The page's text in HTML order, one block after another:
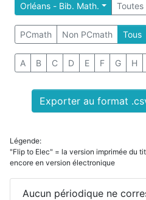
Orléans - Bib. Math. Toutes
PCmath Non PCmath Tous
A B C D E F G H
Exporter au format
Légende:
"Flip to Elec" = la version imprimée du
encore en version électronique
Aucun périodique ne